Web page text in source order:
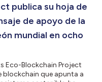
categorías: Seguridad:
publica su hoja de
de apoyo de la
mundial en ocho
Eco-Blockchain Project
blockchain que apunta a